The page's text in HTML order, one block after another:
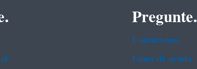
Pregunte.
Contáctenos
Línea de ayuda